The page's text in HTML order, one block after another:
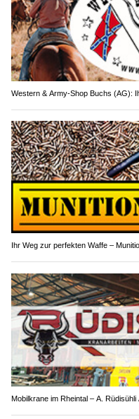
Western & Army-Shop Buchs (AG):
Ihr Weg zur perfekten Waffe –
Mobilkrane im Rheintal – A.